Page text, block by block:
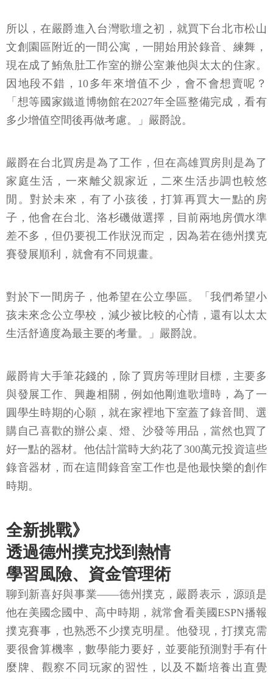
所以，在嚴爵進入台灣歌壇之初，就買下台北市松山
文創園區附近的一間公寓，一開始用於錄音、練舞，
現在成了鮪魚肚工作室的辦公室兼他與太太的住家。
因地段不錯，10多年來增值不少，會不會想賣呢？
「想等國家鐵道博物館在2027年全區整備完成，看有
多少增值空間後再做考慮。」嚴爵說。
嚴爵在台北買房是為了工作，但在高雄買房則是為了
家庭生活，一來離父親家近，二來生活步調也較悠
閒。對於未來，有了小孩後，打算再買大一點的房
子，他會在台北、洛杉磯做選擇，目前兩地房價水準
差不多，但仍要視工作狀況而定，因為若在德州撲克
賽發展順利，就會有不同規畫。
對於下一間房子，他希望在公立學區。「我們希望小
孩未來念公立學校，減少被比較的心情，還有以太太
生活舒適度為最主要的考量。」嚴爵說。
嚴爵肯大手筆花錢的，除了買房等理財目標，主要多
與發展工作、興趣相關，例如他剛進歌壇時，為了一
圓學生時期的心願，就在家裡地下室蓋了錄音間、選
購自己喜歡的辦公桌、燈、沙發等用品，當然也買了
好一點的器材。他估計當時大約花了300萬元投資這些
錄音器材，而在這間錄音室工作也是他最快樂的創作
時期。
全新挑戰》
透過德州撲克找到熱情
學習風險、資金管理術
聊到新喜好與事業——德州撲克，嚴爵表示，源頭是
他在美國念國中、高中時期，就常會看美國ESPN播報
撲克賽事，也熟悉不少撲克明星。他發現，打撲克需
要很會算機率，數學能力要好，並要能預測對手有什
麼牌、觀察不同玩家的習性，以及不斷培養出直覺